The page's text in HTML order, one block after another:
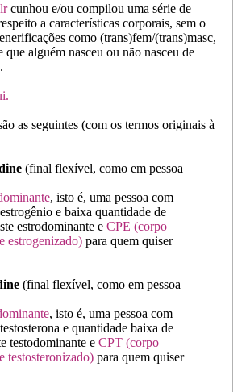
cunhou e/ou compilou uma série de
a características corporais, sem o
como (trans)fem/(trans)masc,
que alguém nasceu ou não nasceu de
as seguintes (com os termos originais à
(final flexível, como em pessoa
, isto é, uma pessoa com
e baixa quantidade de
estrodominante e CPE (corpo
estrogenizado) para quem quiser
(final flexível, como em pessoa
, isto é, uma pessoa com
e quantidade baixa de
testodominante e CPT (corpo
testosteronizado) para quem quiser